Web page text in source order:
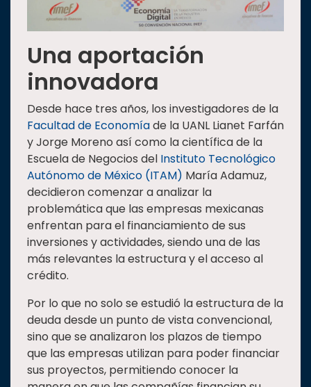
Una aportación
innovadora
Desde hace tres años, los investigadores de la
Facultad de Economíade la UANL Lianet Farfán
y Jorge Moreno así como la científica de la
Escuela de Negocios del Instituto Tecnológico
Autónomo de México (ITAM) María Adamuz,
decidieron comenzar a analizar la
problemática que las empresas mexicanas
enfrentan para el financiamiento de sus
inversiones y actividades, siendo una de las
más relevantes la estructura y el acceso al
crédito.
Por lo que no solo se estudió la estructura de la
deuda desde un punto de vista convencional,
sino que se analizaron los plazos de tiempo
que las empresas utilizan para poder financiar
sus proyectos, permitiendo conocer la